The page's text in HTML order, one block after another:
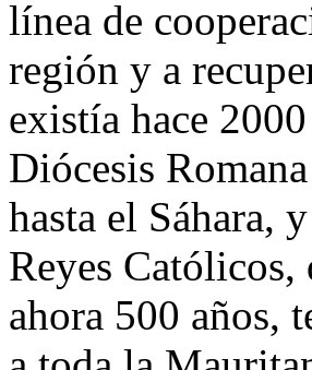
línea de
región y a
existía hace
Diócesis
hasta el Sáhara,
Reyes Católicos,
ahora 500 años,